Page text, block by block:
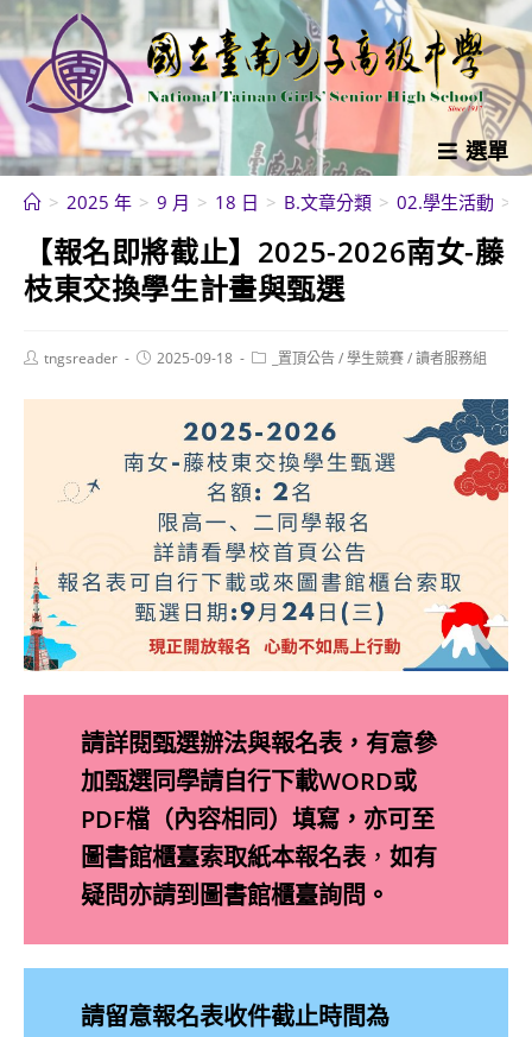
跳
轉
至
主
要
內
選單
> 2025 年 > 9 月 > 18 日 > B.文章分類 > 02.學生活動 >
【報名即將截止】2025-2026南女-藤
枝東交換學生計畫與甄選
Posttngsreader
Post2025-09-18
Post _置頂公告/學生競賽/讀者服務組
請詳閱甄選辦法與報名表，有意參
加甄選同學請自行下載WORD或
PDF檔（內容相同）填寫，亦可至
圖書館櫃臺索取紙本報名表， 如有
疑問亦請到圖書館櫃臺詢問。
請留意報名表收件截止時間為